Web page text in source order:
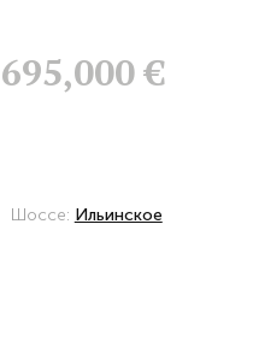
695,000 €
Шоссе: Ильинское